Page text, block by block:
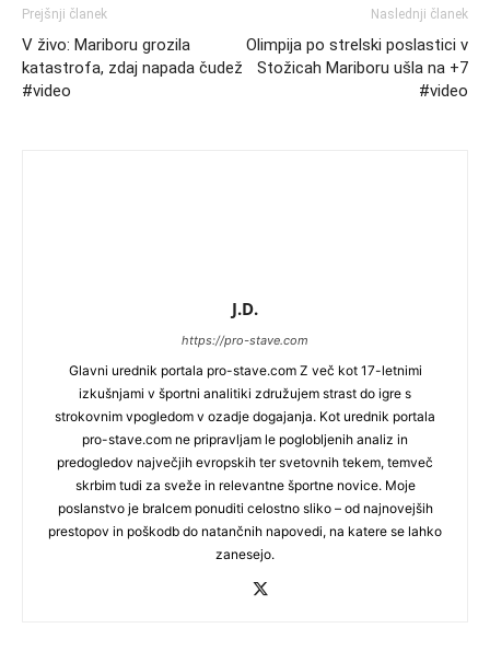
Prejšnji članek
V živo: Mariboru grozila
katastrofa, zdaj napada čudež
#video
Naslednji članek
Olimpija po strelski poslastici v
Stožicah Mariboru ušla na +7
#video
J.D.
https://pro-stave.com
Glavni urednik portala pro-stave.com Z več kot 17-letnimi
izkušnjami v športni analitiki združujem strast do igre s
strokovnim vpogledom v ozadje dogajanja. Kot urednik portala
pro-stave.com ne pripravljam le poglobljenih analiz in
predogledov največjih evropskih ter svetovnih tekem, temveč
skrbim tudi za sveže in relevantne športne novice. Moje
poslanstvo je bralcem ponuditi celostno sliko – od najnovejših
prestopov in poškodb do natančnih napovedi, na katere se lahko
zanesejo.